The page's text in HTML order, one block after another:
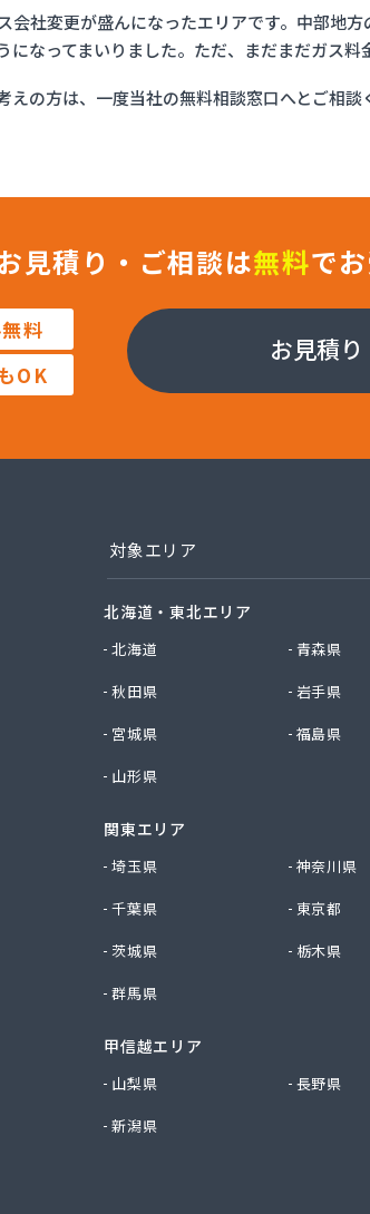
安城営業所
西三河支店
岡崎営業所
蒲郡営業所
西尾営業所
社 尾張支店 春日井営業所
豊川営業所
張営業所
ガス 名古屋西営業所
会社変更が盛んになったエリアです。中部地
なってまいりました。ただ、まだまだガス料
の方は、一度当社の無料相談窓口へとご相談
見積り・ご相談は無料で
料
OK
お見積
対象エリア
北海道・東北エリア
北海道
青森県
秋田県
岩手県
宮城県
福島県
山形県
関東エリア
埼玉県
神奈川県
千葉県
東京都
茨城県
栃木県
群馬県
甲信越エリア
山梨県
長野県
新潟県